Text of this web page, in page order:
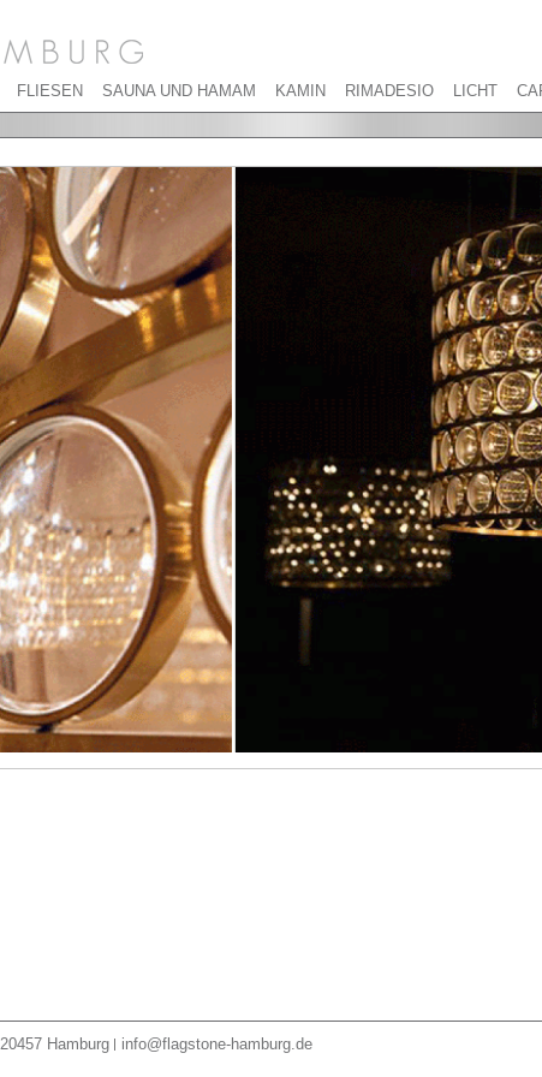
FLIESEN SAUNA UND HAMAM KAMIN RIMADESIO LICHT
20457 Hamburg info@flagstone-hamburg.de